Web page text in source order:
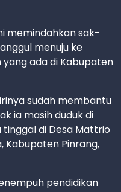
memindahkan sak-
menuju ke
ada di Kabupaten
sudah membantu
ia masih duduk di
tinggal di Desa Mattrio
Kabupaten Pinrang,
pendidikan